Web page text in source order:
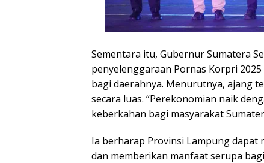
Sementara itu, Gubernur Sumatera
penyelenggaraan Pornas Korpri
bagi daerahnya. Menurutnya, ajang
secara luas. “Perekonomian naik
keberkahan bagi masyarakat
Ia berharap Provinsi Lampung dapat
dan memberikan manfaat serupa